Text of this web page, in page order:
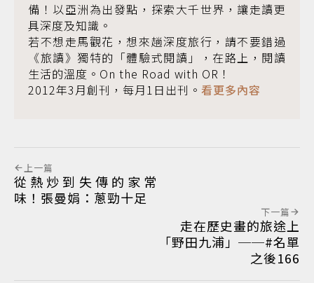
備！以亞洲為出發點，探索大千世界，讓走讀更
具深度及知識。
若不想走馬觀花，想來趟深度旅行，請不要錯過
《旅讀》獨特的「體驗式閱讀」，在路上，閱讀
生活的溫度。On the Road with OR！
2012年3月創刊，每月1日出刊。 看更多內容
上一篇
從熱炒到失傳的家常
味！張曼娟：蔥勁十足
下一篇
走在歷史畫的旅途上
「野田九浦」──#名單
之後166